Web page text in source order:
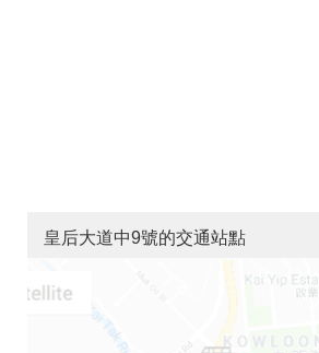
皇后大道中9號的交通站點